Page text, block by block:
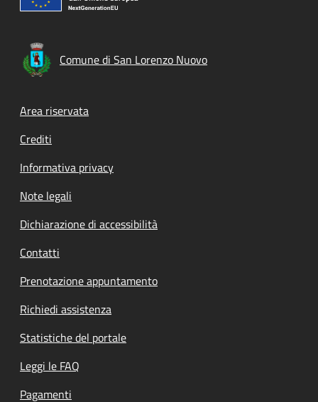
Comune di San Lorenzo Nuovo
Footer menu
Area riservata
Crediti
Informativa privacy
Note legali
Dichiarazione di accessibilità
Contatti
Prenotazione appuntamento
Richiedi assistenza
Statistiche del portale
Leggi le FAQ
Pagamenti